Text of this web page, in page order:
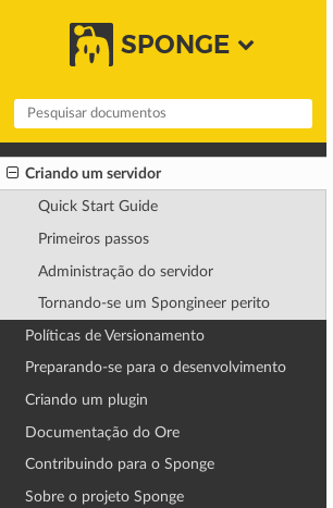
SPONGE
Criando um servidor
Quick Start Guide
Primeiros passos
Administração do servidor
Tornando-se um Spongineer perito
Políticas de Versionamento
Preparando-se para o desenvolvimento
Criando um plugin
Documentação do Ore
Contribuindo para o Sponge
Sobre o projeto Sponge